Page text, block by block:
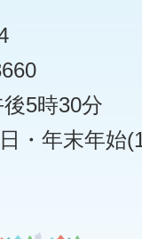
5時30分
・年末年始